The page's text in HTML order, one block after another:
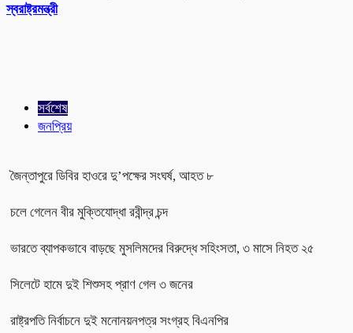
স্বরাষ্ট্রমন্ত্রী
সর্বশেষ
জনপ্রিয়
জৈন্তাপুরে ডিবির হাওরে দু’পক্ষের সংঘর্ষ, আহত ৮
চলে গেলেন বীর মুক্তিযোদ্ধা রবীন্দ্র চন্দ
ভারতে ব্যাপকভাবে বাড়ছে মুসলিমদের বিরুদ্ধে সহিংসতা, ৩ মাসে নিহত ২৫
সিলেটে হামে দুই শিশুসহ প্রাণ গেল ৩ জনের
রাষ্ট্রপতি নির্বাচনে দুই মনোনয়নপত্র সংগ্রহ বিএনপির